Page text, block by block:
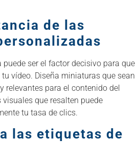
de las
ser el factor decisivo para que
vídeo. Diseña miniaturas que sean
relevantes para el contenido del
que resalten puede
tu tasa de clics.
las etiquetas de